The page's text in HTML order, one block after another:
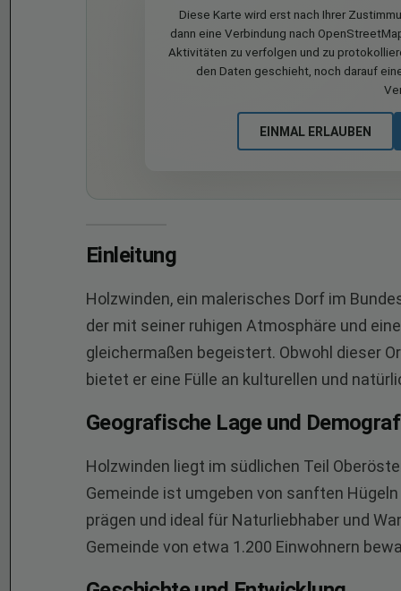
Diese Karte wird erst nach Ihrer
dann eine Verbindung nach
Aktivitäten zu verfolgen und zu
den Daten geschieht, noch darauf
EINMAL ERLAUBEN
Einleitung
Holzwinden, ein malerisches Dorf im
der mit seiner ruhigen Atmosphäre und
gleichermaßen begeistert. Obwohl dieser
bietet er eine Fülle an kulturellen und
Geografische Lage und
Holzwinden liegt im südlichen Teil
Gemeinde ist umgeben von sanften
prägen und ideal für Naturliebhaber und
Gemeinde von etwa 1.200 Einwohnern